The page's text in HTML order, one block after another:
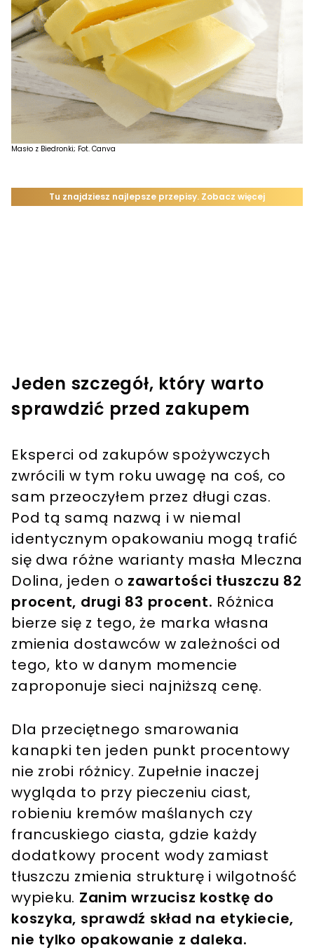
Masło z Biedronki; Fot. Canva
Jeden szczegół, który warto
sprawdzić przed zakupem
Eksperci od zakupów spożywczych
zwrócili w tym roku uwagę na coś, co
sam przeoczyłem przez długi czas.
Pod tą samą nazwą i w niemal
identycznym opakowaniu mogą trafić
się dwa różne warianty masła Mleczna
Dolina, jeden o zawartości tłuszczu 82
procent, drugi 83 procent. Różnica
bierze się z tego, że marka własna
zmienia dostawców w zależności od
tego, kto w danym momencie
zaproponuje sieci najniższą cenę.
Dla przeciętnego smarowania
kanapki ten jeden punkt procentowy
nie zrobi różnicy. Zupełnie inaczej
wygląda to przy pieczeniu ciast,
robieniu kremów maślanych czy
francuskiego ciasta, gdzie każdy
dodatkowy procent wody zamiast
tłuszczu zmienia strukturę i wilgotność
wypieku. Zanim wrzucisz kostkę do
koszyka, sprawdź skład na etykiecie,
nie tylko opakowanie z daleka.